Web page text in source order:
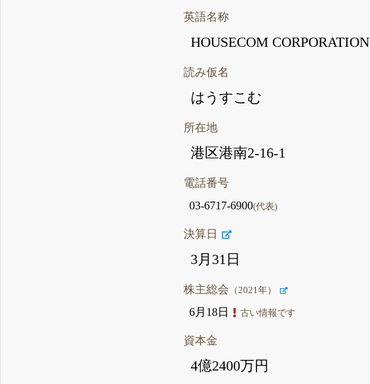
英語名称
HOUSECOM CORPORATION
読み仮名
はうすこむ
所在地
港区港南2-16-1
電話番号
03-6717-6900(代表)
決算日
3月31日
株主総会 （2021年）
6月18日 古い情報です
資本金
4億2400万円